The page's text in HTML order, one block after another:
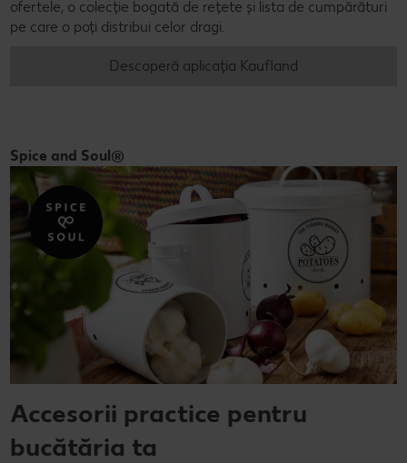
ofertele, o colecție bogată de rețete și lista de cumpărături
pe care o poți distribui celor dragi.
Descoperă aplicația Kaufland
Spice and Soul®
Accesorii practice pentru
bucătăria ta